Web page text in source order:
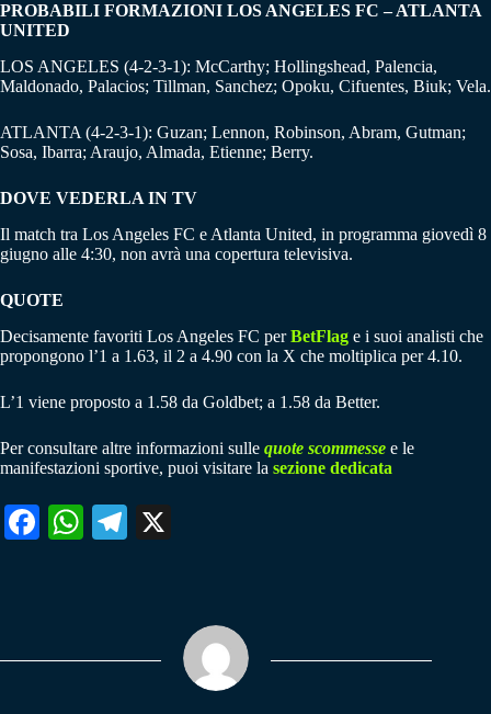
PROBABILI FORMAZIONI LOS ANGELES FC – ATLANTA
UNITED
LOS ANGELES (4-2-3-1): McCarthy; Hollingshead, Palencia,
Maldonado, Palacios; Tillman, Sanchez; Opoku, Cifuentes, Biuk; Vela.
ATLANTA (4-2-3-1): Guzan; Lennon, Robinson, Abram, Gutman;
Sosa, Ibarra; Araujo, Almada, Etienne; Berry.
DOVE VEDERLA IN TV
Il match tra Los Angeles FC e Atlanta United, in programma giovedì 8
giugno alle 4:30, non avrà una copertura televisiva.
QUOTE
Decisamente favoriti Los Angeles FC perBetFlag e i suoi analisti che
propongono l’1 a 1.63, il 2 a 4.90 con la X che moltiplica per 4.10.
L’1 viene proposto a 1.58 da Goldbet; a 1.58 da Better.
Per consultare altre informazioni sulle quote scommesse e le
manifestazioni sportive, puoi visitare la sezione dedicata
Fa W
pp
Te
m